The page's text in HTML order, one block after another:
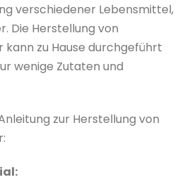
verschiedener Lebensmittel,
Die Herstellung von
kann zu Hause durchgeführt
wenige Zutaten und
zur Herstellung von